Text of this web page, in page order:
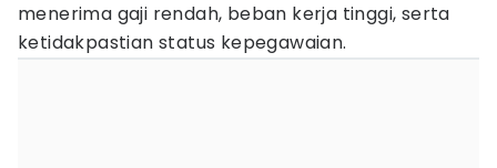
menerima gaji rendah, beban kerja tinggi, serta
ketidakpastian status kepegawaian.